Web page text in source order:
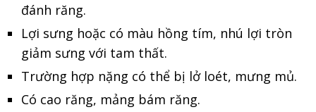
đánh răng.
Lợi sưng hoặc có màu hồng tím, nhú lợi tròn
giảm sưng với tam thất.
Trường hợp nặng có thể bị lở loét, mưng mủ.
Có cao răng, mảng bám răng.